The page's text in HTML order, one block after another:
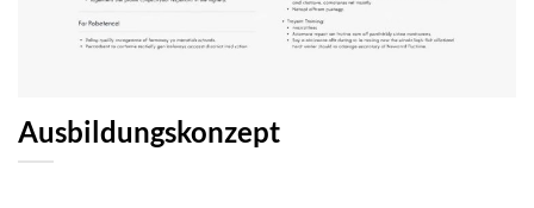
Ausbildungskonzept